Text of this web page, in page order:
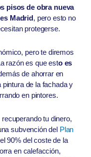
pisos de obra nueva
Madrid, pero esto no
protegerse.
pero te diremos
razón es que esto es
de ahorrar en
pintura de la fachada y
en pintores.
tu dinero,
subvención del Plan
90% del coste de la
en calefacción,